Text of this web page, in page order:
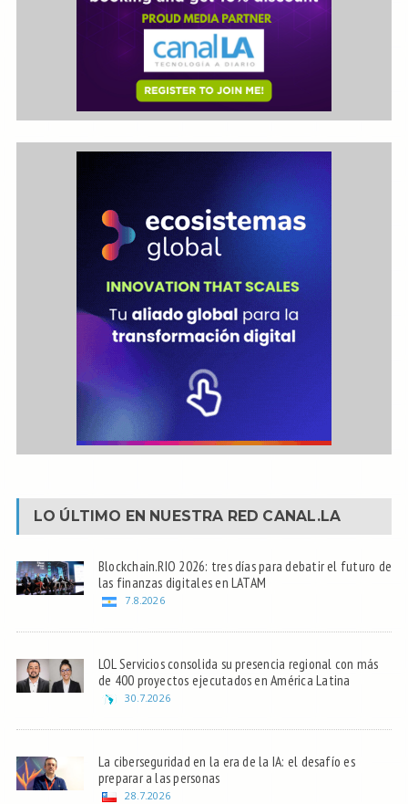
LO ÚLTIMO EN NUESTRA RED CANAL.LA
Blockchain.RIO 2026: tres días para debatir el futuro de
las finanzas digitales en LATAM
7.8.2026
LOL Servicios consolida su presencia regional con más
de 400 proyectos ejecutados en América Latina
30.7.2026
La ciberseguridad en la era de la IA: el desafío es
preparar a las personas
28.7.2026